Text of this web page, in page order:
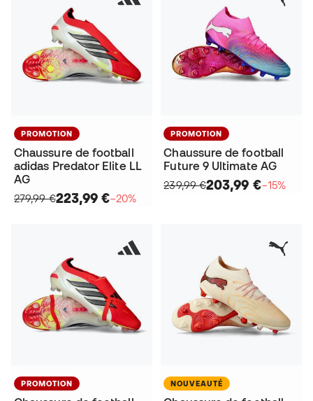
PROMOTION
Chaussure de football
adidas Predator Elite LL
AG
279,99 €223,99 €−20%
PROMOTION
Chaussure de football
Future 9 Ultimate AG
239,99 €203,99 €−15%
PROMOTION NOUVEAUTÉ